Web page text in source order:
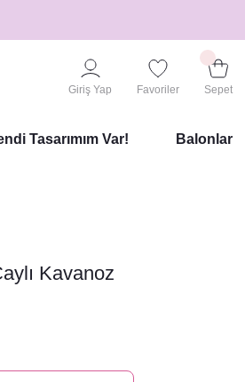
Giriş Yap Favoriler Sepet
Tasarımım Var! Balonlar
Kavanoz